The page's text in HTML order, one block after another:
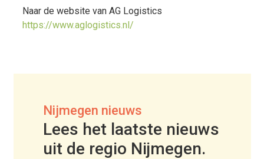
Naar de website van AG Logistics
https://www.aglogistics.nl/
Nijmegen nieuws
Lees het laatste nieuws
uit de regio Nijmegen.